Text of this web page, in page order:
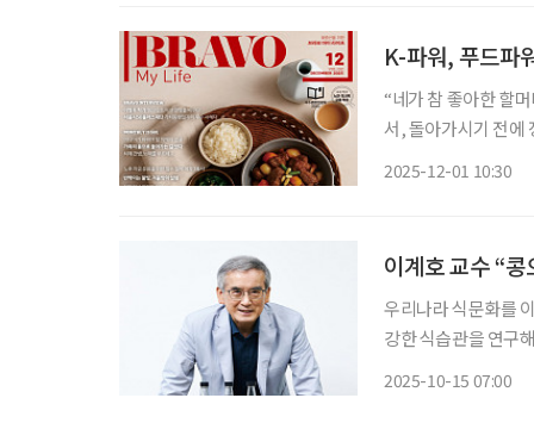
K-파워, 푸드파
“네가 참 좋아한 할
서, 돌아가시기 전에
2025-12-01 10:30
이계호 교수 “
우리나라 식문화를
강한 식습관을 연구
2025-10-15 07:00